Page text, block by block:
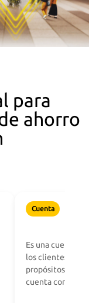
para
ahorro
Cuenta
Es una cuenta
los clientes
propósitos en
cuenta con el fin